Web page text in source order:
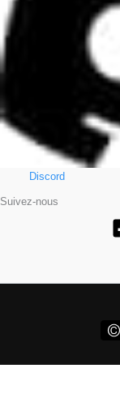
Discord
Suivez-nous